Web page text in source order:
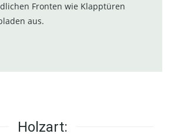
Fronten wie Klapptüren
aus.
Holzart: